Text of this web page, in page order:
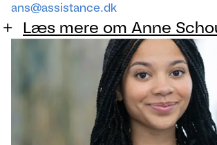
ans@assistance.dk
Læs mere om Anne